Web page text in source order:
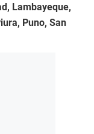
Lambayeque,
Puno, San